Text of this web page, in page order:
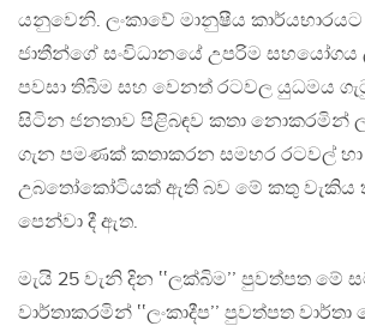
යනුවෙනි. ලංකාවේ මානුෂීය
ජාතීන්ගේ සංවිධානයේ උපරිම සහයෝගය
පවසා තිබීම සහ වෙනත් රටවල යුධමය
සිටින ජනතාව පිළිබඳව කතා නොකරමින්
ගැන පමණක් කතාකරන සමහර රටවල් හා
උබතෝකෝටියක් ඇති බව මේ කතු වැකිය
පෙන්වා දී ඇත.
මැයි 25 වැනි දින ‛‛ලක්බිම’’ පුවත්පත
වාර්තාකරමින් ‛‛ලංකාදීප’’ පුවත්පත